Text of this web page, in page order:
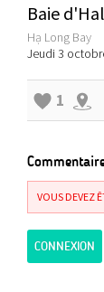
Baie
Hạ Long Bay
Jeudi 3
1
VOUS DEVEZ
CONNEXION